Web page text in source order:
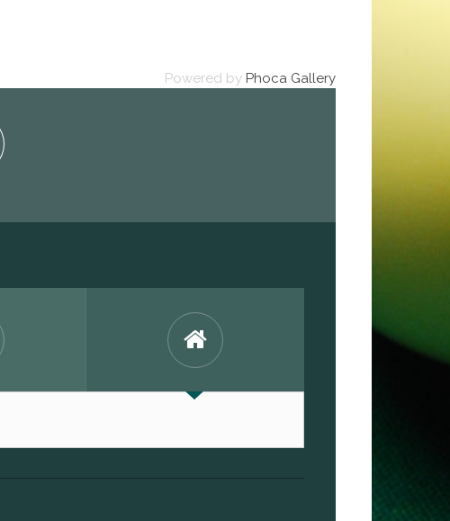
Powered by Phoca Gallery